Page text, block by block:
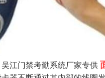
江门禁考勤系统厂家专供